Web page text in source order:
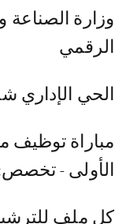
وزارة الصناعة
الرقمي
الحي الإداري شالة -
مباراة توظيف
الأولى -
كل ملف